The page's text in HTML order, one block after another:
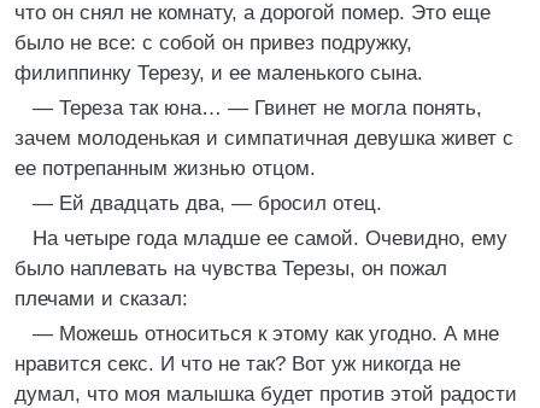
что он снял не комнату, а дорогой помер. Это еще
было не все: с собой он привез подружку,
филиппинку Терезу, и ее маленького сына.
— Тереза так юна… — Гвинет не могла понять,
зачем молоденькая и симпатичная девушка живет с
ее потрепанным жизнью отцом.
— Ей двадцать два, — бросил отец.
На четыре года младше ее самой. Очевидно, ему
было наплевать на чувства Терезы, он пожал
плечами и сказал:
— Можешь относиться к этому как угодно. А мне
нравится секс. И что не так? Вот уж никогда не
думал, что моя малышка будет против этой радости